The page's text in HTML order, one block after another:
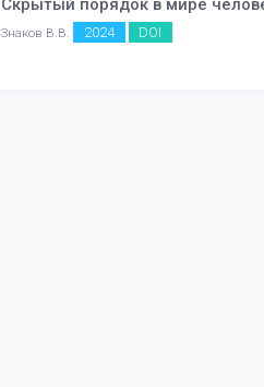
Скрытый порядок в мире
Знаков В.В. 2024 DOI